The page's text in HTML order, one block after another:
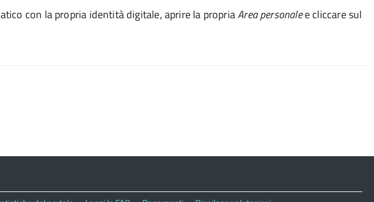
con la propria identità digitale, aprire la propriaArea personalee cliccare sul